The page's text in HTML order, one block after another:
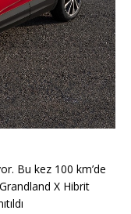
Bu kez 100 km’de
X Hibrit